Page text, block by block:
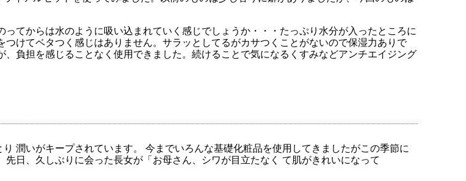
てからは水のように吸い込まれていく感じでしょうか・・・たっぷり水分が入ったところに
けてベタつく感じはありません。サラッとしてるがカサつくことがないので保湿力ありで
負担を感じることなく使用できました。続けることで気になるくすみなどアンチエイジング
潤いがキープされています。 今までいろんな基礎化粧品を使用してきましたがこの季節に
日、久しぶりに会った長女が「お母さん、シワが目立たなく て肌がきれいになって